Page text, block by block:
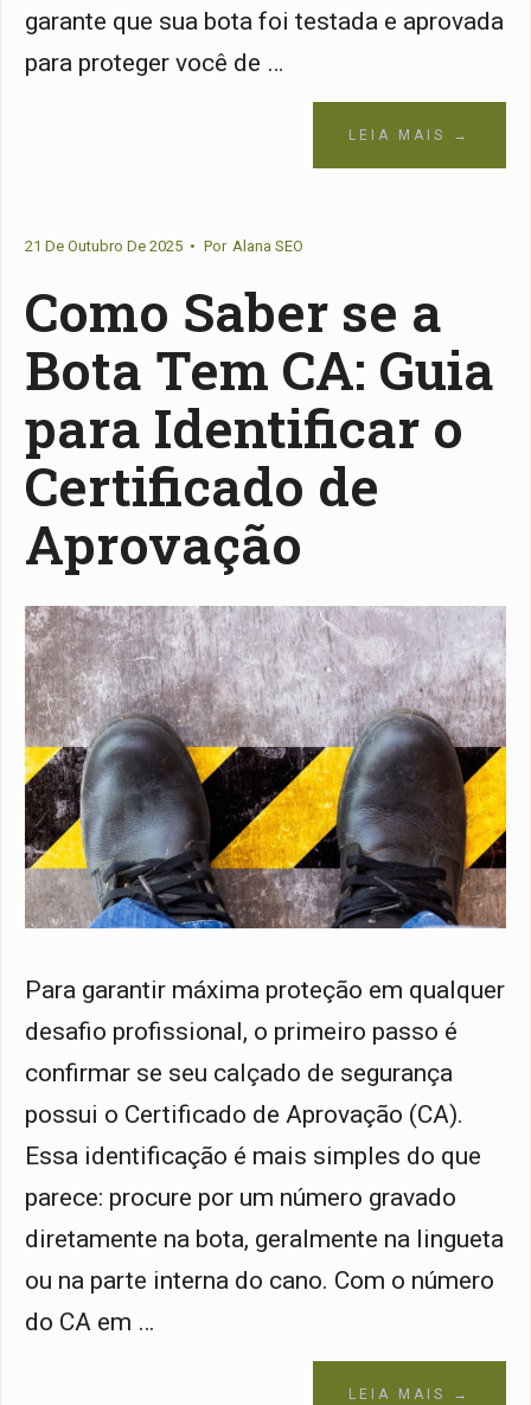
garante que sua bota foi testada e aprovada
para proteger você de …
LEIA MAIS →
21 De Outubro De 2025 • Por Alana SEO
Como Saber se a
Bota Tem CA: Guia
para Identificar o
Certificado de
Aprovação
Para garantir máxima proteção em qualquer
desafio profissional, o primeiro passo é
confirmar se seu calçado de segurança
possui o Certificado de Aprovação (CA).
Essa identificação é mais simples do que
parece: procure por um número gravado
diretamente na bota, geralmente na lingueta
ou na parte interna do cano. Com o número
do CA em …
LEIA MAIS →